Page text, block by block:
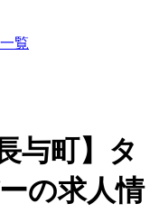
覧
与町】タ
の求人情